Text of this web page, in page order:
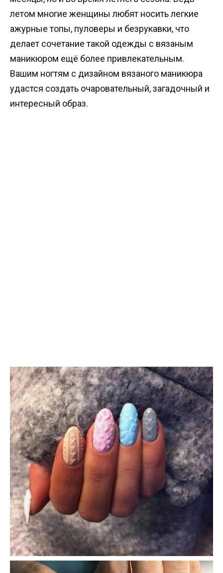
летом многие женщины любят носить легкие
ажурные топы, пуловеры и безрукавки, что
делает сочетание такой одежды с вязаным
маникюром ещё более привлекательным.
Вашим ногтям с дизайном вязаного маникюра
удастся создать очаровательный, загадочный и
интересный образ.